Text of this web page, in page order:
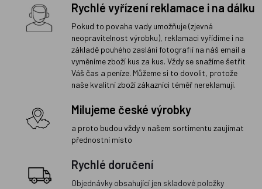
Rychlé vyřízení reklamace i na dálku
Pokud to povaha vady umožňuje (zjevná
neopravitelnost výrobku), reklamaci vyřídíme i na
základě pouhého zaslání fotografií na náš email a
vyměníme zboží kus za kus. Vždy se snažíme šetřit
Váš čas a peníze. Můžeme si to dovolit, protože
naše kvalitní zboží zákazníci téměř nereklamují.
Milujeme české výrobky
a proto budou vždy v našem sortimentu zaujímat
přednostní místo
Rychlé doručení
Objednávky obsahující jen skladové položky